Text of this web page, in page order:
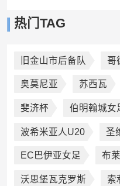
热门TAG
旧金山市后备队 哥
奥莫尼亚 苏西瓦
斐济杯 伯明翰城女
波希米亚人U20 圣
EC巴伊亚女足 布
沃思堡瓦克罗斯 索